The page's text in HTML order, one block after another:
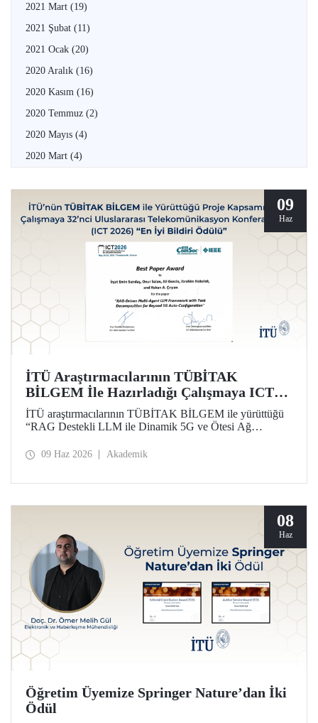
2021 Mart (19)
2021 Şubat (11)
2021 Ocak (20)
2020 Aralık (16)
2020 Kasım (16)
2020 Temmuz (2)
2020 Mayıs (4)
2020 Mart (4)
09
Haz
İTÜ Araştırmacılarının TÜBİTAK
BİLGEM İle Hazırladığı Çalışmaya ICT
2026’da En İyi Bildiri Ödülü
İTÜ araştırmacılarının TÜBİTAK BİLGEM ile yürüttüğü
“RAG Destekli LLM ile Dinamik 5G ve Ötesi Ağ
Uluslararası Telekomünikasyon Konferansı (ICT 2026)
09 Haz 2026 Akademik
08
Haz
Öğretim Üyemize Springer Nature’dan İki
Ödül